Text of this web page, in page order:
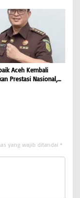
Oknum |
‘Perkara.com
Aceh Kembali
Prestasi Nasional,
yang wajib ditandai *